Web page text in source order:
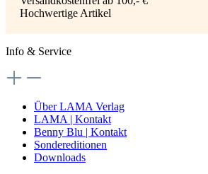
Hochwertige Artikel
Info & Service
Über LAMA Verlag
LAMA | Kontakt
Benny Blu | Kontakt
Sondereditionen
Downloads